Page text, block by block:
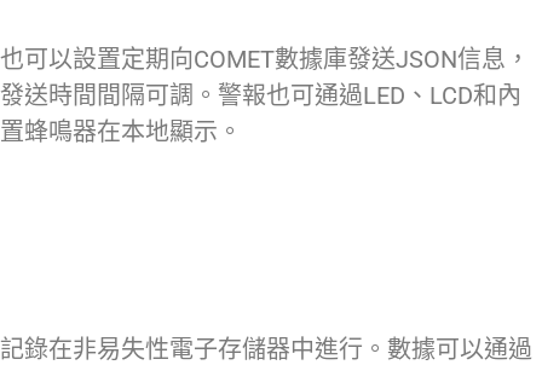
也可以設置定期向COMET數據庫發送JSON信息，
發送時間間隔可調。警報也可通過LED、LCD和內
置蜂鳴器在本地顯示。
記錄在非易失性電子存儲器中進行。數據可以通過